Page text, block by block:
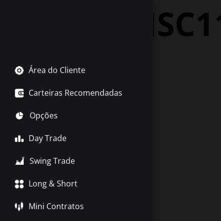
Área do Cliente
Carteiras Recomendadas
Opções
Day Trade
Swing Trade
Long & Short
Mini Contratos